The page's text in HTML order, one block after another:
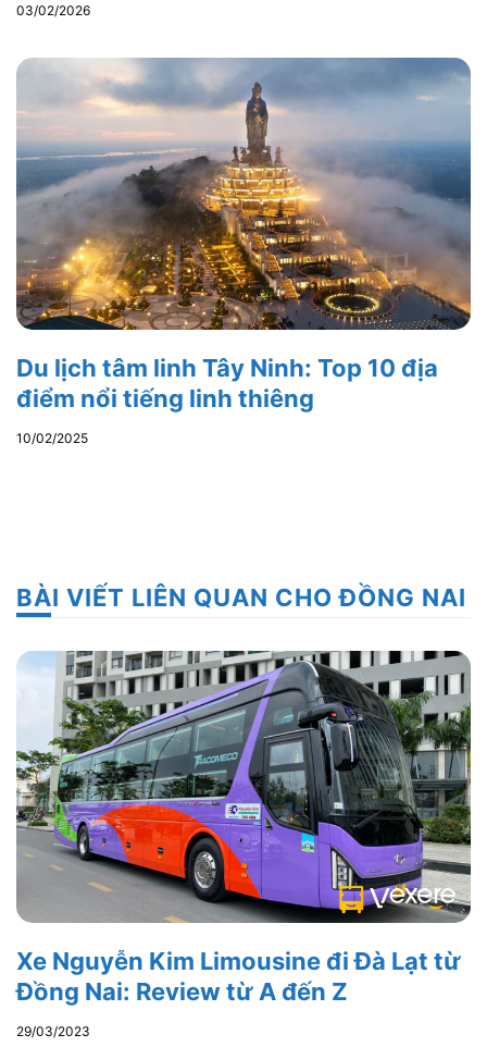
03/02/2026
Du lịch tâm linh Tây Ninh: Top 10 địa
điểm nổi tiếng linh thiêng
10/02/2025
BÀI VIẾT LIÊN QUAN CHO ĐỒNG NAI
Xe Nguyễn Kim Limousine đi Đà Lạt từ
Đồng Nai: Review từ A đến Z
29/03/2023